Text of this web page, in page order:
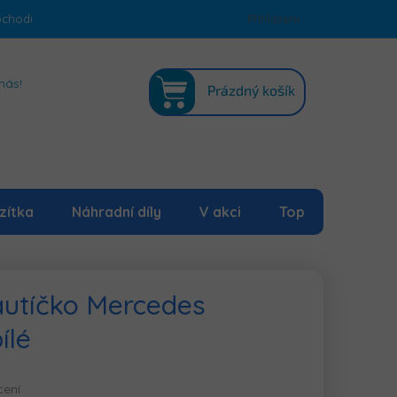
Podmínky ochrany osobních údajů Mapa serveru
Přihlášení
KOŠÍK
Prázdný košík
Náhradní díly V akci Top
Mercedes